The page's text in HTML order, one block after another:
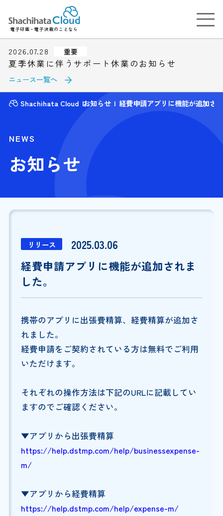
電子印鑑・電子決裁のことなら
2026.07.28 重要
夏季休業に伴うサポート休業のお知らせ
ニュース一覧へ
Shachihata Cloud お知らせ 経費申請アプリに機能が追加さ
NEWS
お知らせ
リリース
2025.03.06
経費申請アプリに機能が追加されま
した。
携帯のアプリに出張費精算、経費精算が追加さ
れました。
経費申請をご契約されている方は無料でご利用
いただけます。
それぞれの操作方法は下記のURLに記載してい
ますのでご確認ください。
▼アプリから出張費精算
https://help.dstmp.com/help/businessexpense-
m/
▼アプリから経費精算
https://help.dstmp.com/help/expense-m/